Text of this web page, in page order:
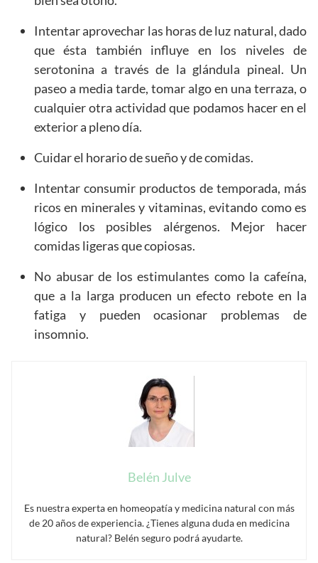
Intentar aprovechar las horas de luz natural, dado
que ésta también influye en los niveles de
serotonina a través de la glándula pineal. Un
paseo a media tarde, tomar algo en una terraza, o
cualquier otra actividad que podamos hacer en el
exterior a pleno día.
Cuidar el horario de sueño y de comidas.
Intentar consumir productos de temporada, más
ricos en minerales y vitaminas, evitando como es
lógico los posibles alérgenos. Mejor hacer
comidas ligeras que copiosas.
No abusar de los estimulantes como la cafeína,
que a la larga producen un efecto rebote en la
fatiga y pueden ocasionar problemas de
insomnio.
Belén Julve
Es nuestra experta en homeopatía y medicina natural con más
de 20 años de experiencia. ¿Tienes alguna duda en medicina
natural? Belén seguro podrá ayudarte.